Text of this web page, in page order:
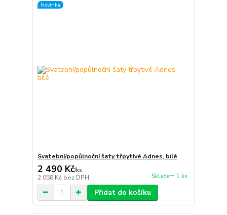
Novinka
Svatební/popůlnoční šaty třpytivé Adnes, bílé
2 490 Kč/ks
2 058 Kč bez DPH Skladem 1 ks
Přidat do košíku